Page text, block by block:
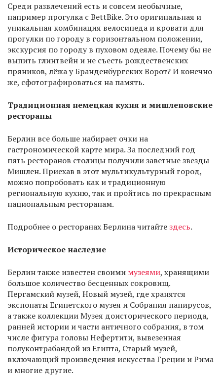
Среди развлечений есть и совсем необычные,
например прогулка с BettBike. Это оригинальная и
уникальная комбинация велосипеда и кровати для
прогулки по городу в горизонтальном положении,
экскурсия по городу в пуховом одеяле. Почему бы не
выпить глинтвейн и не съесть рождественских
пряников, лёжа у Бранденбургских Ворот? И конечно
же, сфотографироваться на память.
Традиционная немецкая кухня и мишленовские
рестораны
Берлин все больше набирает очки на
гастрономической карте мира. За последний год
пять ресторанов столицы получили заветные звезды
Мишлен. Приехав в этот мультикультурный город,
можно попробовать как и традиционную
региональную кухню, так и пройтись по прекрасным
национальным ресторанам.
Подробнее о ресторанах Берлина читайтездесь.
Историческое наследие
Берлин также известен своими музеями, хранящими
большое количество бесценных сокровищ.
Пергамский музей, Новый музей, где хранятся
экспонаты Египетского музея и Собрания папирусов,
а также коллекции Музея доисторического периода,
ранней истории и части античного собрания, в том
числе фигура головы Нефертити, вывезенная
полуконтрабандой из Египта, Старый музей,
включающий произведения искусства Греции и Рима
и многие другие.